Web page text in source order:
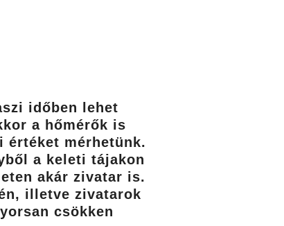
időben lehet
a hőmérők is
értéket mérhetünk.
a keleti tájakon
akár zivatar is.
illetve zivatarok
csökken